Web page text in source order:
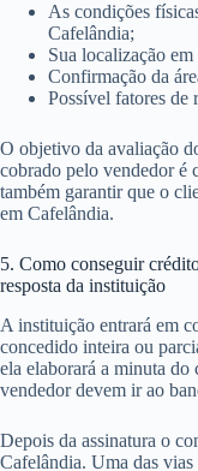
As condições
Cafelândia;
Sua localização
Confirmação da
Possível fatores de
O objetivo da avaliação
cobrado pelo vendedor é
também garantir que o
em Cafelândia.
5. Como conseguir
resposta da instituição
A instituição entrará em
concedido inteira ou
ela elaborará a minuta
vendedor devem ir ao
Depois da assinatura o
Cafelândia. Uma das